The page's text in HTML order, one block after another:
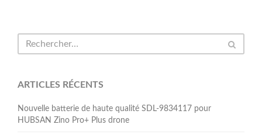
ARTICLES RÉCENTS
Nouvelle batterie de haute qualité SDL-9834117 pour
HUBSAN Zino Pro+ Plus drone